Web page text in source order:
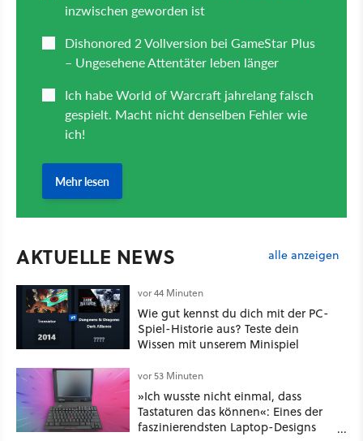
AKTUELLE NEWS alle anzeigen
vor 44 Minuten
Wie gut kennst du dich mit der PC-
Spiel-Historie aus? Teste dein
Wissen mit unserem Minispiel
vor 53 Minuten
»Ich wusste nicht einmal, dass
Tastaturen das können«: Eines der
faszinierendsten Laptop-Designs